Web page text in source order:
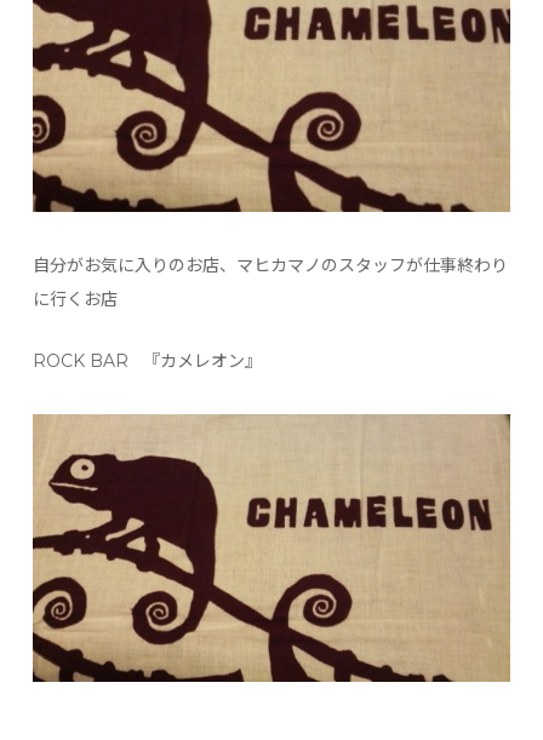
自分がお気に入りのお店、マヒカマノのスタッフが仕事終わり
に行くお店
ROCK BAR 『カメレオン』